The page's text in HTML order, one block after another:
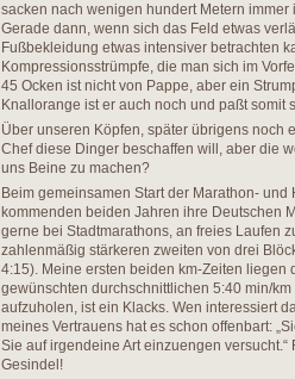
sacken nach wenigen hundert Metern
Gerade dann, wenn sich das Feld etwas
Fußbekleidung etwas intensiver betrachten
Kompressionsstrümpfe, die man sich im
45 Ocken ist nicht von Pappe, aber ein
Knallorange ist er auch noch und paßt somit
Über unseren Köpfen, später übrigens noch
Chef diese Dinger beschaffen will, aber die
uns Beine zu machen?
Beim gemeinsamen Start der Marathon-
kommenden beiden Jahren ihre Deutschen
gerne bei Stadtmarathons, an freies Laufen
zahlenmäßig stärkeren zweiten von drei
4:15). Meine ersten beiden km-Zeiten liegen
gewünschten durchschnittlichen 5:40 min/
aufzuholen, ist ein Klacks. Wen interessiert
meines Vertrauens hat es schon offenbart:
Sie auf irgendeine Art einzuengen
Gesindel!